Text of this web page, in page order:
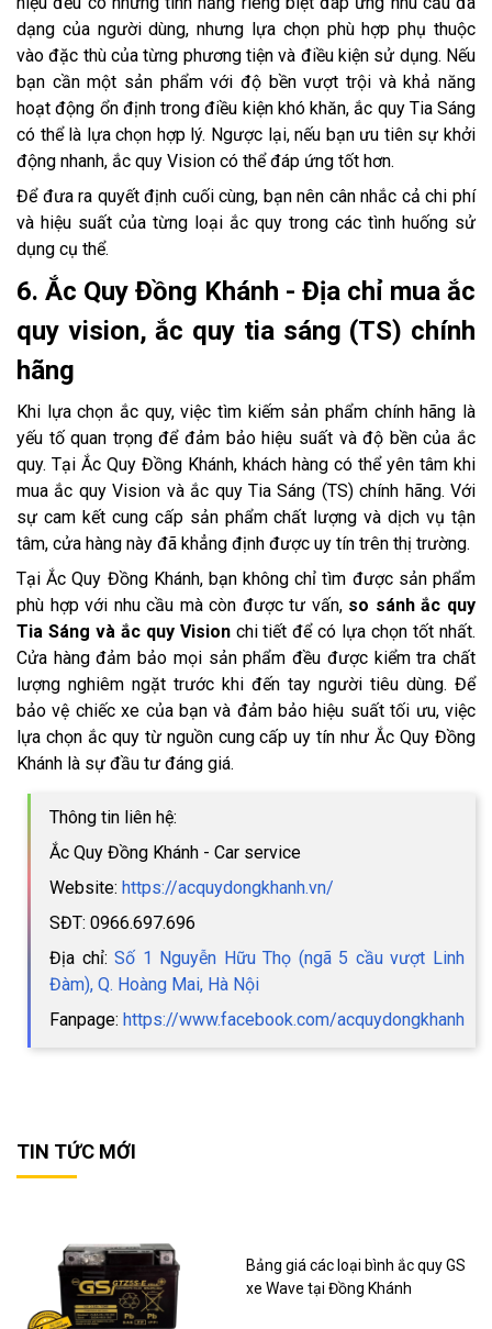
dạng của người dùng, nhưng lựa chọn phù hợp phụ thuộc
vào đặc thù của từng phương tiện và điều kiện sử dụng. Nếu
bạn cần một sản phẩm với độ bền vượt trội và khả năng
hoạt động ổn định trong điều kiện khó khăn, ắc quy Tia Sáng
có thể là lựa chọn hợp lý. Ngược lại, nếu bạn ưu tiên sự khởi
động nhanh, ắc quy Vision có thể đáp ứng tốt hơn.
Để đưa ra quyết định cuối cùng, bạn nên cân nhắc cả chi phí
và hiệu suất của từng loại ắc quy trong các tình huống sử
dụng cụ thể.
6. Ắc Quy Đồng Khánh - Địa chỉ mua ắc
quy vision, ắc quy tia sáng (TS) chính
hãng
Khi lựa chọn ắc quy, việc tìm kiếm sản phẩm chính hãng là
yếu tố quan trọng để đảm bảo hiệu suất và độ bền của ắc
quy. Tại Ắc Quy Đồng Khánh, khách hàng có thể yên tâm khi
mua ắc quy Vision và ắc quy Tia Sáng (TS) chính hãng. Với
sự cam kết cung cấp sản phẩm chất lượng và dịch vụ tận
tâm, cửa hàng này đã khẳng định được uy tín trên thị trường.
Tại Ắc Quy Đồng Khánh, bạn không chỉ tìm được sản phẩm
phù hợp với nhu cầu mà còn được tư vấn, so sánh ắc quy
Tia Sáng và ắc quy Vision chi tiết để có lựa chọn tốt nhất.
Cửa hàng đảm bảo mọi sản phẩm đều được kiểm tra chất
lượng nghiêm ngặt trước khi đến tay người tiêu dùng. Để
bảo vệ chiếc xe của bạn và đảm bảo hiệu suất tối ưu, việc
lựa chọn ắc quy từ nguồn cung cấp uy tín như Ắc Quy Đồng
Khánh là sự đầu tư đáng giá.
Thông tin liên hệ:
Ắc Quy Đồng Khánh - Car service
Website: https://acquydongkhanh.vn/
SĐT: 0966.697.696
Địa chỉ:Số 1 Nguyễn Hữu Thọ (ngã 5 cầu vượt Linh
Đàm), Q. Hoàng Mai, Hà Nội
Fanpage: https://www.facebook.com/acquydongkhanh
TIN TỨC MỚI
Bảng giá các loại bình ắc quy GS
xe Wave tại Đồng Khánh